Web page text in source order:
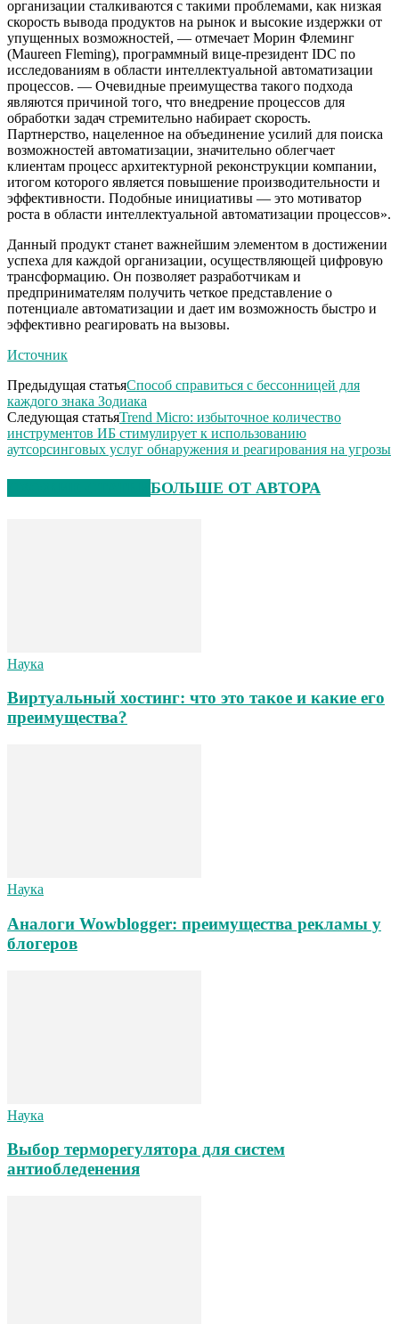
организации сталкиваются с такими проблемами, как низкая
скорость вывода продуктов на рынок и высокие издержки от
упущенных возможностей, — отмечает Морин Флеминг
(Maureen Fleming), программный вице-президент IDC по
исследованиям в области интеллектуальной автоматизации
процессов. — Очевидные преимущества такого подхода
являются причиной того, что внедрение процессов для
обработки задач стремительно набирает скорость.
Партнерство, нацеленное на объединение усилий для поиска
возможностей автоматизации, значительно облегчает
клиентам процесс архитектурной реконструкции компании,
итогом которого является повышение производительности и
эффективности. Подобные инициативы — это мотиватор
роста в области интеллектуальной автоматизации процессов».
Данный продукт станет важнейшим элементом в достижении
успеха для каждой организации, осуществляющей цифровую
трансформацию. Он позволяет разработчикам и
предпринимателям получить четкое представление о
потенциале автоматизации и дает им возможность быстро и
эффективно реагировать на вызовы.
Источник
Предыдущая статьяСпособ справиться с бессонницей для
каждого знака Зодиака
Следующая статьяTrend Micro: избыточное количество
инструментов ИБ стимулирует к использованию
аутсорсинговых услуг обнаружения и реагирования на угрозы
БОЛЬШЕ ОТ АВТОРА
Наука
Виртуальный хостинг: что это такое и какие его
преимущества?
Наука
Аналоги Wowblogger: преимущества рекламы у
блогеров
Наука
Выбор терморегулятора для систем
антиобледенения